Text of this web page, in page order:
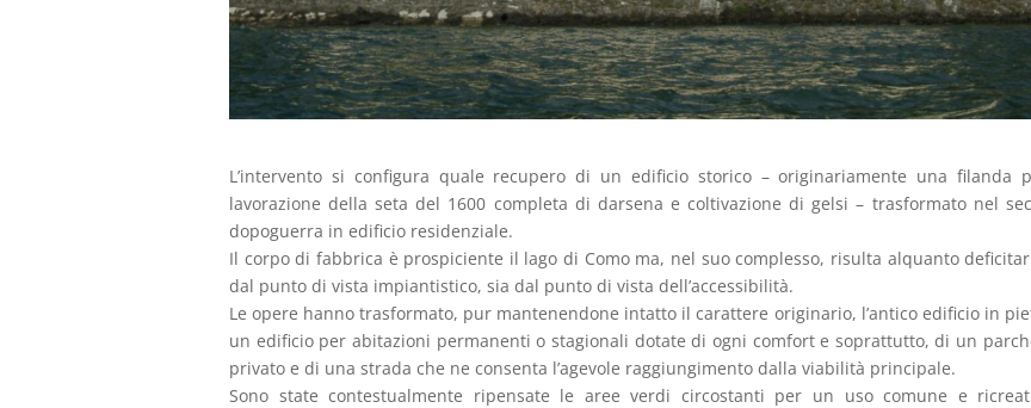
L’intervento si configura quale recupero di un edificio storico – originariamente una filanda
lavorazione della seta del 1600 completa di darsena e coltivazione di gelsi – trasformato nel
dopoguerra in edificio residenziale.
Il corpo di fabbrica è prospiciente il lago di Como ma, nel suo complesso, risulta alquanto
dal punto di vista impiantistico, sia dal punto di vista dell’accessibilità.
Le opere hanno trasformato, pur mantenendone intatto il carattere originario, l’antico edificio in
un edificio per abitazioni permanenti o stagionali dotate di ogni comfort e soprattutto, di un
privato e di una strada che ne consenta l’agevole raggiungimento dalla viabilità principale.
Sono state contestualmente ripensate le aree verdi circostanti per un uso comune e